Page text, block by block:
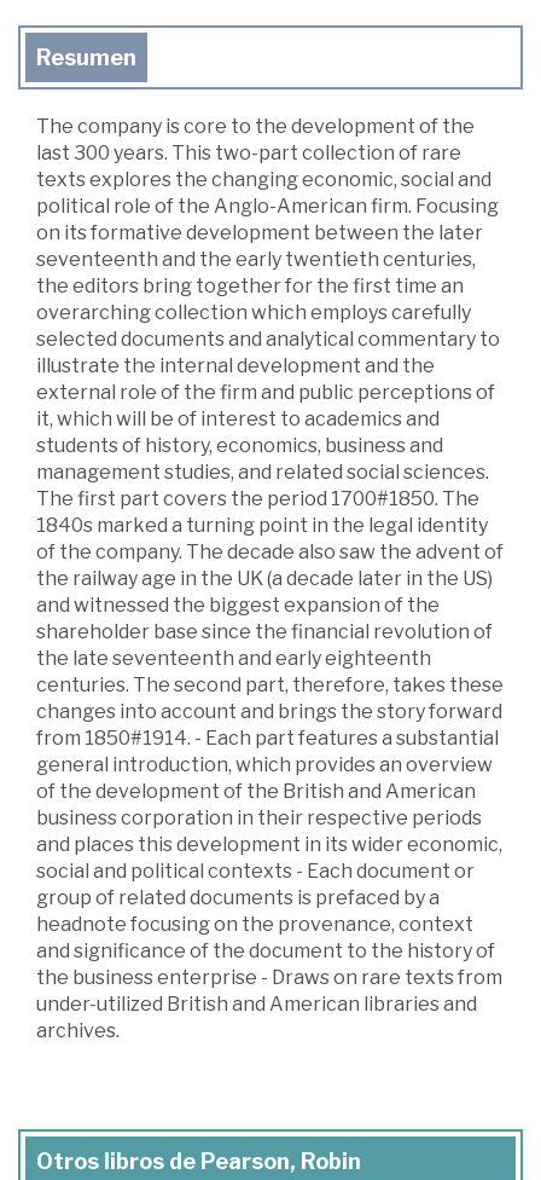
Resumen
The company is core to the development of the
last 300 years. This two-part collection of rare
texts explores the changing economic, social and
political role of the Anglo-American firm. Focusing
on its formative development between the later
seventeenth and the early twentieth centuries,
the editors bring together for the first time an
overarching collection which employs carefully
selected documents and analytical commentary to
illustrate the internal development and the
external role of the firm and public perceptions of
it, which will be of interest to academics and
students of history, economics, business and
management studies, and related social sciences.
The first part covers the period 1700#1850. The
1840s marked a turning point in the legal identity
of the company. The decade also saw the advent of
the railway age in the UK (a decade later in the US)
and witnessed the biggest expansion of the
shareholder base since the financial revolution of
the late seventeenth and early eighteenth
centuries. The second part, therefore, takes these
changes into account and brings the story forward
from 1850#1914. - Each part features a substantial
general introduction, which provides an overview
of the development of the British and American
business corporation in their respective periods
and places this development in its wider economic,
social and political contexts - Each document or
group of related documents is prefaced by a
headnote focusing on the provenance, context
and significance of the document to the history of
the business enterprise - Draws on rare texts from
under-utilized British and American libraries and
archives.
Otros libros de Pearson, Robin